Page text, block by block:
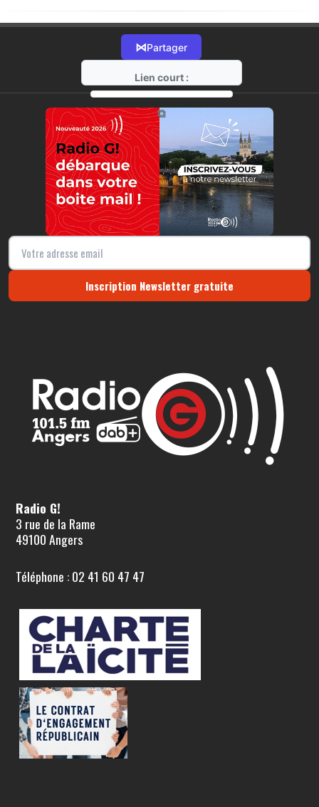
⋈Partager
Lien court :
https://radio-g.fr?12852
⧉
Inscription Newsletter gratuite
Radio G!
3 rue de la Rame
49100 Angers
Téléphone : 02 41 60 47 47